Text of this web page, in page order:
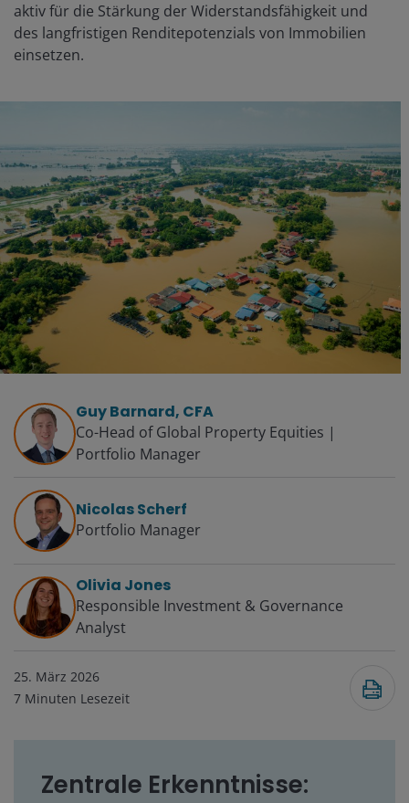
aktiv für die Stärkung der Widerstandsfähigkeit und
des langfristigen Renditepotenzials von Immobilien
einsetzen.
Guy Barnard, CFA
Co-Head of Global Property Equities |
Portfolio Manager
Nicolas Scherf
Portfolio Manager
Olivia Jones
Responsible Investment & Governance
Analyst
25. März 2026
7 Minuten Lesezeit
Zentrale Erkenntnisse: